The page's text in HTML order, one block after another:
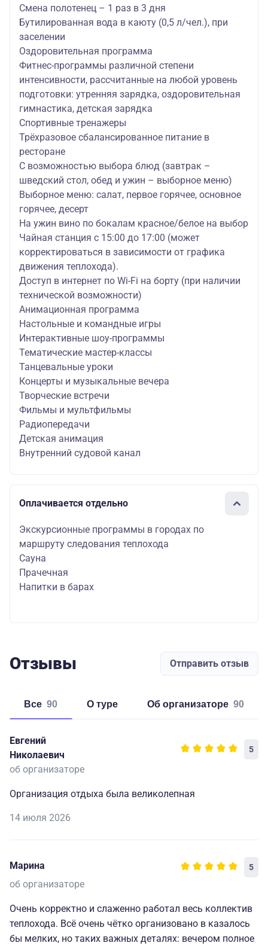
Смена полотенец – 1 раз в 3 дня
Бутилированная вода в каюту (0,5 л/чел.), при
заселении
Оздоровительная программа
Фитнес-программы различной степени
интенсивности, рассчитанные на любой уровень
подготовки: утренняя зарядка, оздоровительная
гимнастика, детская зарядка
Спортивные тренажеры
Трёхразовое сбалансированное питание в
ресторане
С возможностью выбора блюд (завтрак –
шведский стол, обед и ужин – выборное меню)
Выборное меню: салат, первое горячее, основное
горячее, десерт
На ужин вино по бокалам красное/белое на выбор
Чайная станция с 15:00 до 17:00 (может
корректироваться в зависимости от графика
движения теплохода).
Доступ в интернет по Wi-Fi на борту (при наличии
технической возможности)
Анимационная программа
Настольные и командные игры
Интерактивные шоу-программы
Тематические мастер-классы
Танцевальные уроки
Концерты и музыкальные вечера
Творческие встречи
Фильмы и мультфильмы
Радиопередачи
Детская анимация
Внутренний судовой канал
Оплачивается отдельно
Экскурсионные программы в городах по
маршруту следования теплохода
Сауна
Прачечная
Напитки в барах
Отзывы Отправить отзыв
Все 90 о туре об организаторе 90
Евгений
Николаевич
5
об организаторе
Организация отдыха была великолепная
14 июля 2026
Марина 5
об организаторе
Очень корректно и слаженно работал весь коллектив
теплохода. Всё очень чётко организовано в казалось
бы мелких, но таких важных деталях: вечером полное